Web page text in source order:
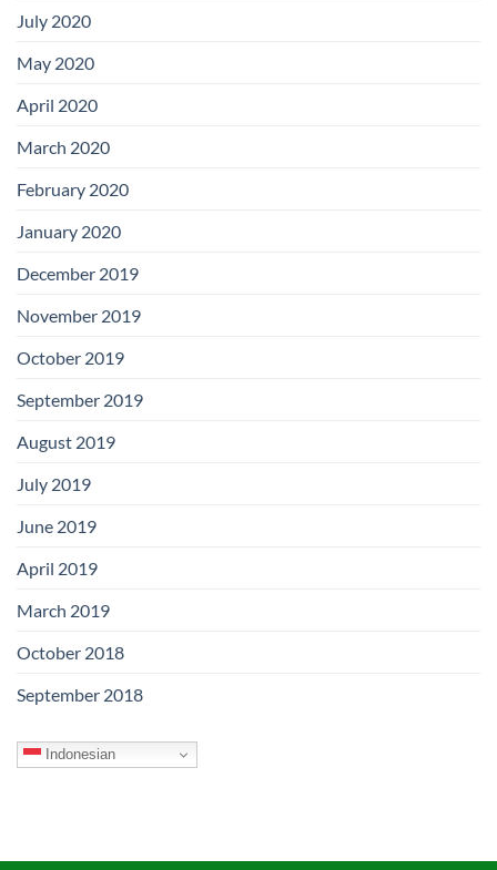
July 2020
May 2020
April 2020
March 2020
February 2020
January 2020
December 2019
November 2019
October 2019
September 2019
August 2019
July 2019
June 2019
April 2019
March 2019
October 2018
September 2018
Indonesian